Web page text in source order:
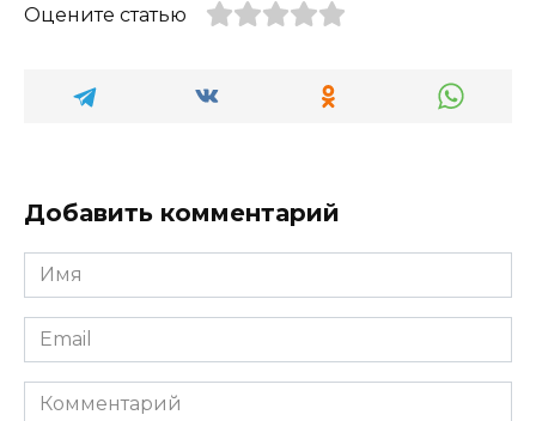
Оцените статью
Добавить комментарий
Имя
*
Email
*
Комментарий